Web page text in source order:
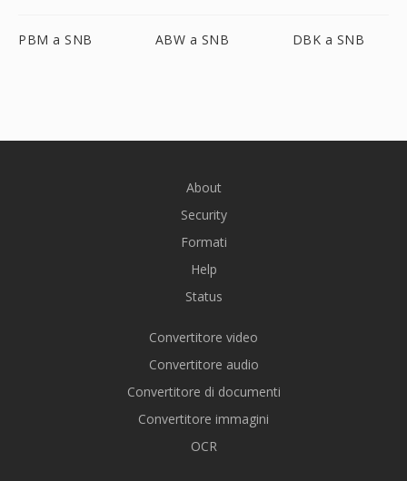
PBM a SNB ABW a SNB DBK a SNB
About
Security
Formati
Help
Status
Convertitore video
Convertitore audio
Convertitore di documenti
Convertitore immagini
OCR